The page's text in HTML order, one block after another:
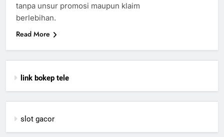
tanpa unsur promosi maupun klaim
berlebihan.
Read More
link bokep tele
slot gacor